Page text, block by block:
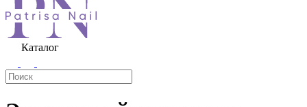
Каталог